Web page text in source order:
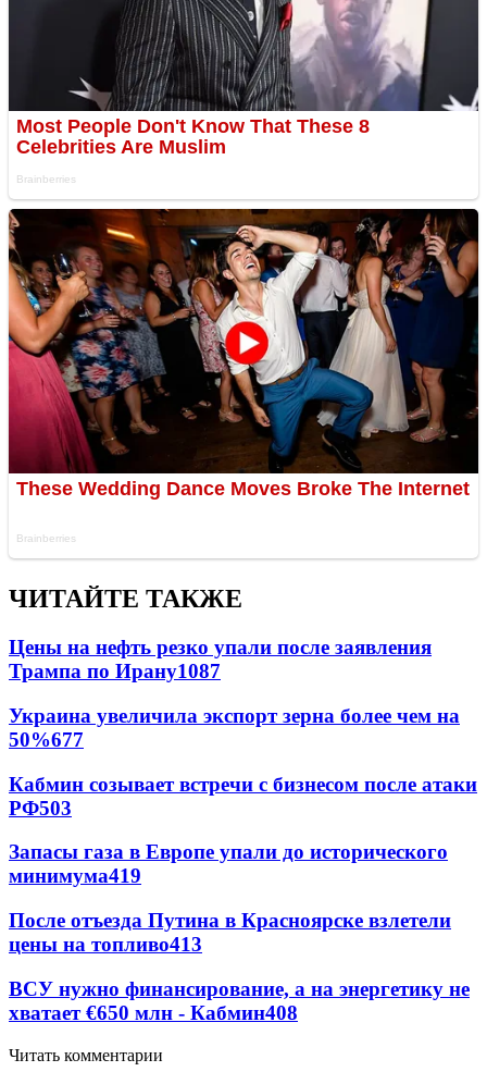
ЧИТАЙТЕ ТАКЖЕ
Цены на нефть резко упали после заявления
Трампа по Ирану1087
Украина увеличила экспорт зерна более чем на
50%677
Кабмин созывает встречи с бизнесом после атаки
РФ503
Запасы газа в Европе упали до исторического
минимума419
После отъезда Путина в Красноярске взлетели
цены на топливо413
ВСУ нужно финансирование, а на энергетику не
хватает €650 млн - Кабмин408
Читать комментарии